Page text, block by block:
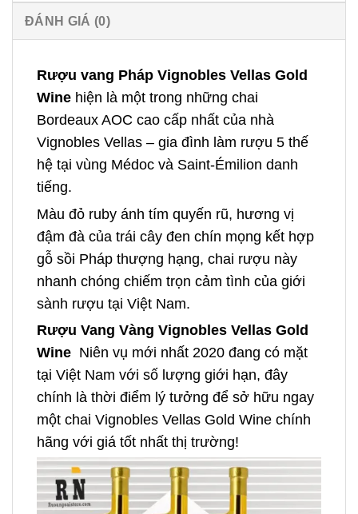
ĐÁNH GIÁ (0)
Rượu vang Pháp Vignobles Vellas Gold
Wine hiện là một trong những chai
Bordeaux AOC cao cấp nhất của nhà
Vignobles Vellas – gia đình làm rượu 5 thế
hệ tại vùng Médoc và Saint-Émilion danh
tiếng.
Màu đỏ ruby ánh tím quyến rũ, hương vị
đậm đà của trái cây đen chín mọng kết hợp
gỗ sồi Pháp thượng hạng, chai rượu này
nhanh chóng chiếm trọn cảm tình của giới
sành rượu tại Việt Nam.
Rượu Vang Vàng Vignobles Vellas Gold
Wine Niên vụ mới nhất 2020 đang có mặt
tại Việt Nam với số lượng giới hạn, đây
chính là thời điểm lý tưởng để sở hữu ngay
một chai Vignobles Vellas Gold Wine chính
hãng với giá tốt nhất thị trường!